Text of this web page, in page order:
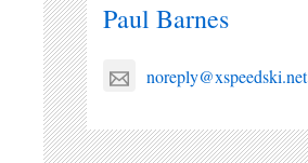
Paul Barnes
noreply@xspeedski.net